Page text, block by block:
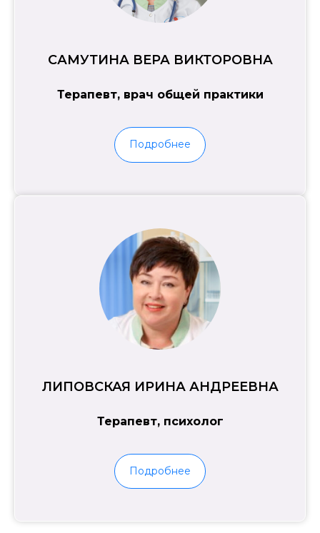
САМУТИНА ВЕРА ВИКТОРОВНА
Терапевт, врач общей практики
Подробнее
ЛИПОВСКАЯ ИРИНА АНДРЕЕВНА
Терапевт, психолог
Подробнее